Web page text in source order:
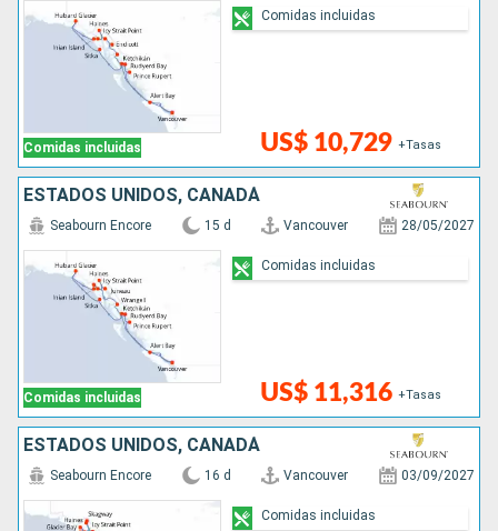
Comidas incluidas US$ 10,729 +Tasas
Comidas incluidas
ESTADOS UNIDOS, CANADÁ
Comidas incluidas
Seabourn Encore 15 d Vancouver 28/05/2027
US$ 11,316 +Tasas
Comidas incluidas
ESTADOS UNIDOS, CANADÁ
Seabourn Encore 16 d Vancouver 03/09/2027
Comidas incluidas